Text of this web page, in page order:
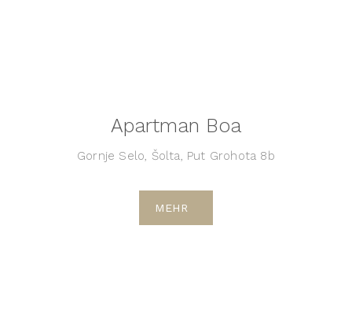
Apartman Boa
Gornje Selo, Šolta, Put Grohota 8b
MEHR